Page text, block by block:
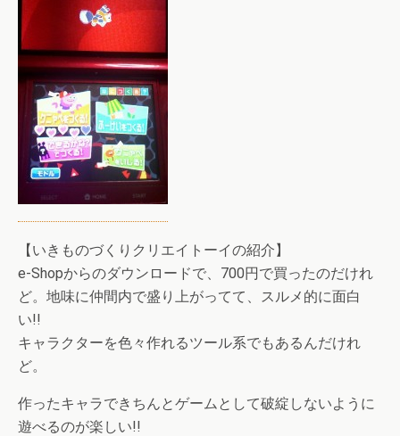
【いきものづくりクリエイトーイの紹介】
e-Shopからのダウンロードで、700円で買ったのだけれ
ど。地味に仲間内で盛り上がってて、スルメ的に面白
い!!
キャラクターを色々作れるツール系でもあるんだけれ
ど。
作ったキャラできちんとゲームとして破綻しないように
遊べるのが楽しい!!